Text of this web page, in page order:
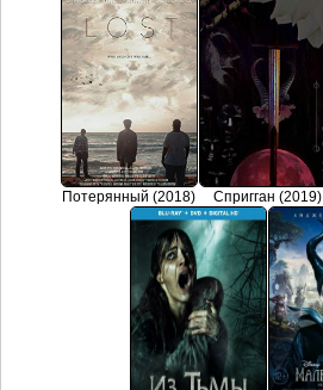
Потерянный (2018) Спригган (2019)